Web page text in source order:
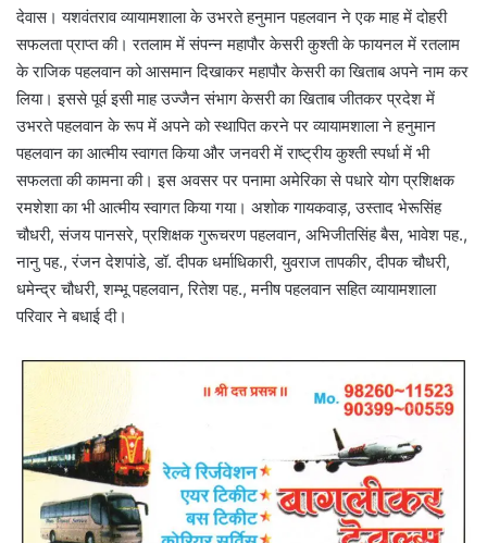
देवास। यशवंतराव व्यायामशाला के उभरते हनुमान पहलवान ने एक माह में दोहरी
सफलता प्राप्त की। रतलाम में संपन्न महापौर केसरी कुश्ती के फायनल में रतलाम
के राजिक पहलवान को आसमान दिखाकर महापौर केसरी का खिताब अपने नाम कर
लिया। इससे पूर्व इसी माह उज्जैन संभाग केसरी का खिताब जीतकर प्रदेश में
उभरते पहलवान के रूप में अपने को स्थापित करने पर व्यायामशाला ने हनुमान
पहलवान का आत्मीय स्वागत किया और जनवरी में राष्ट्रीय कुश्ती स्पर्धा में भी
सफलता की कामना की। इस अवसर पर पनामा अमेरिका से पधारे योग प्रशिक्षक
रमशेशा का भी आत्मीय स्वागत किया गया। अशोक गायकवाड़, उस्ताद भेरूसिंह
चौधरी, संजय पानसरे, प्रशिक्षक गुरूचरण पहलवान, अभिजीतसिंह बैस, भावेश पह.,
नानु पह., रंजन देशपांडे, डॉ. दीपक धर्माधिकारी, युवराज तापकीर, दीपक चौधरी,
धमेन्द्र चौधरी, शम्भू पहलवान, रितेश पह., मनीष पहलवान सहित व्यायामशाला
परिवार ने बधाई दी।